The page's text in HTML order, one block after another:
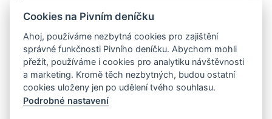
© 2010–2026 byLukáš Zemanaka Emka
Máme rádi
Pivní.info
Poznámka pod čarou
Cookies na Pivním deníčku
Ahoj, používáme nezbytná cookies pro zajištění
správné funkčnosti Pivního deníčku. Abychom mohli
přežít, používáme i cookies pro analytiku návštěvnosti
a marketing. Kromě těch nezbytných, budou ostatní
cookies uloženy jen po udělení tvého souhlasu.
Podrobné nastavení